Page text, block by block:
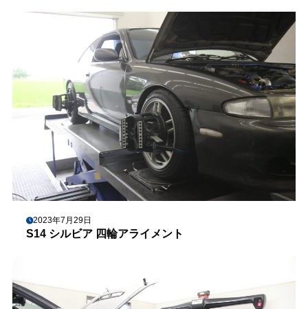
2023年7月29日
S14 シルビア 四輪アライメント